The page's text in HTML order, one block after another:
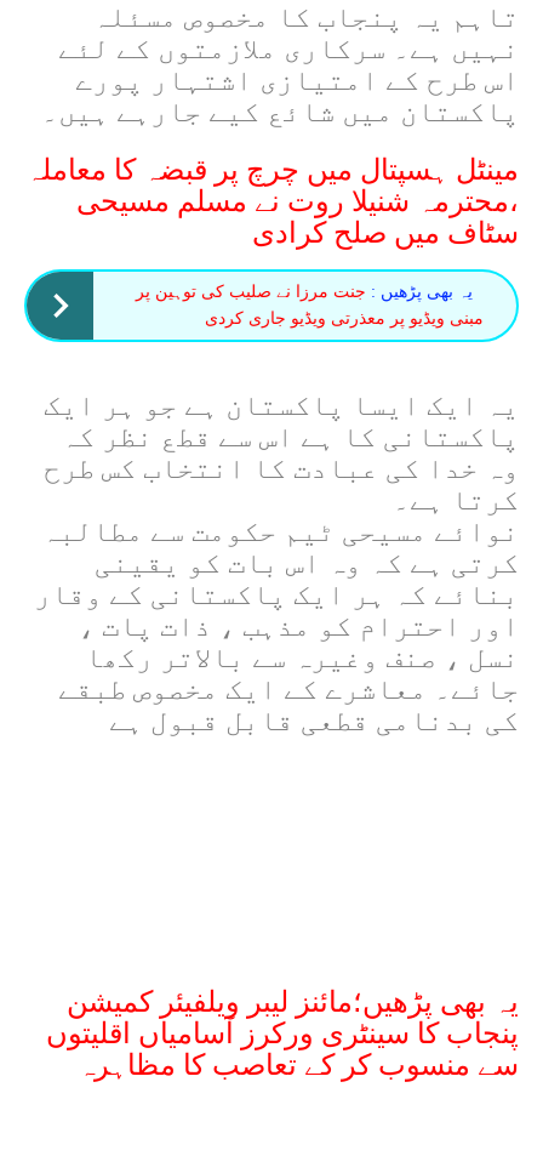
تاہم یہ پنجاب کا مخصوص مسئلہ
نہیں ہے۔ سرکاری ملازمتوں کے لئے
اس طرح کے امتیازی اشتہار پورے
پاکستان میں شائع کیے جارہے ہیں۔
مینٹل ہسپتال میں چرچ پر قبضہ کا معاملہ
،محترمہ شنیلا روت نے مسلم مسیحی
سٹاف میں صلح کرادی
یہ بھی پڑھیں : جنت مرزا نے صلیب کی توہین پر
مبنی ویڈیو پر معذرتی ویڈیو جاری کردی
یہ ایک ایسا پاکستان ہے جو ہر ایک
پاکستانی کا ہے اس سے قطع نظر کہ
وہ خدا کی عبادت کا انتخاب کس طرح
کرتا ہے۔
نوائے مسیحی ٹیم حکومت سے مطالبہ
کرتی ہے کہ وہ اس بات کو یقینی
بنائے کہ ہر ایک پاکستانی کے وقار
اور احترام کو مذہب ، ذات پات ،
نسل ، صنف وغیرہ سے بالاتر رکھا
جائے۔ معاشرے کے ایک مخصوص طبقے
کی بدنامی قطعی قابل قبول ہے
یہ بھی پڑھیں؛مائنز لیبر ویلفیئر کمیشن
پنجاب کا سینٹری ورکرز آسامیاں اقلیتوں
سے منسوب کر کے تعاصب کا مظاہرہ